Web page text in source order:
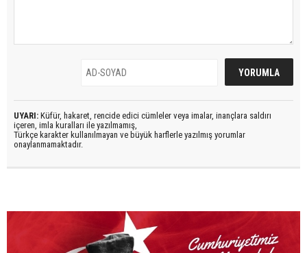
UYARI: Küfür, hakaret, rencide edici cümleler veya imalar, inançlara saldırı
içeren, imla kuralları ile yazılmamış,
Türkçe karakter kullanılmayan ve büyük harflerle yazılmış yorumlar
onaylanmamaktadır.